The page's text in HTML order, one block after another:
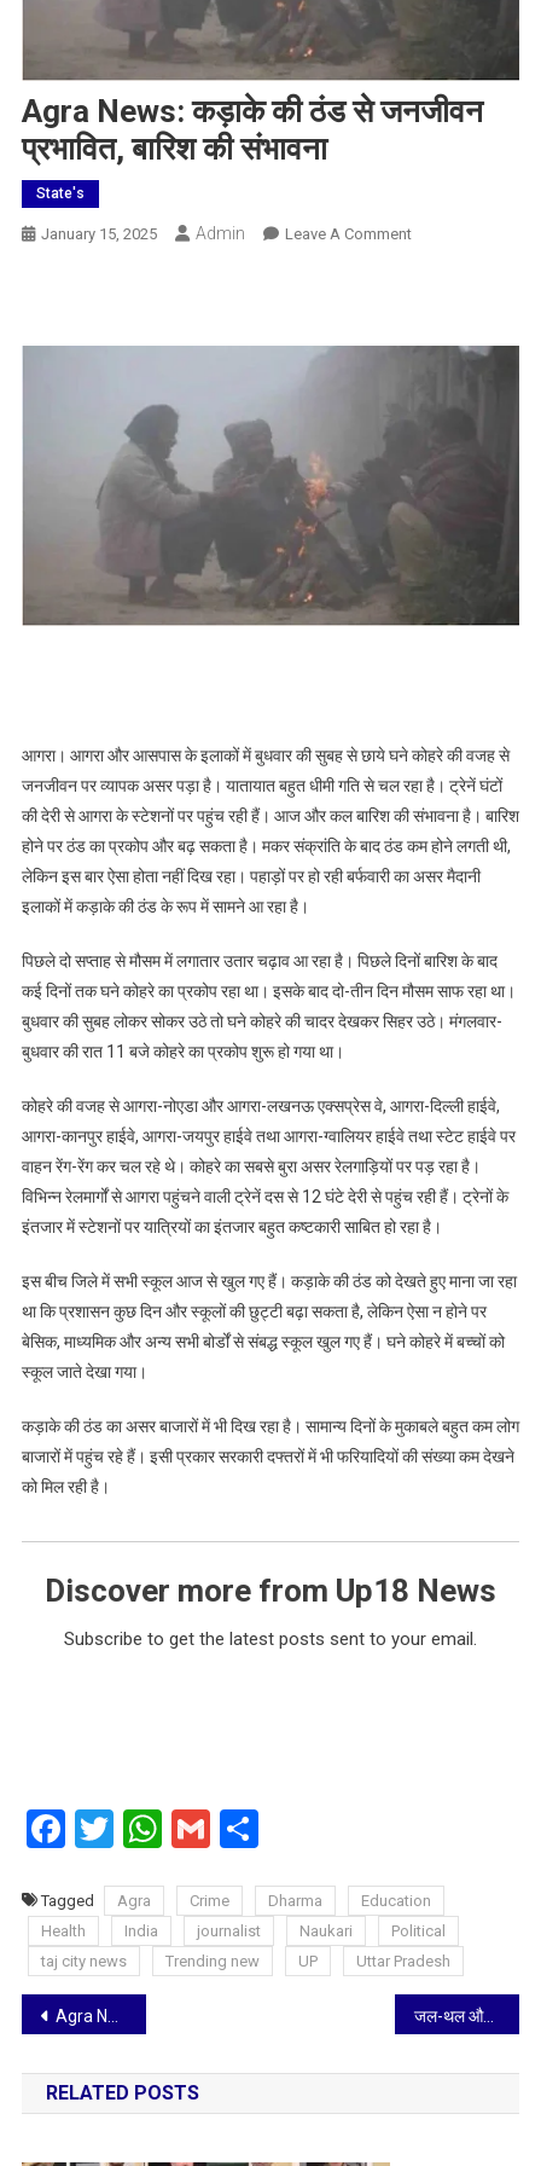
Agra News: कड़ाके की ठंड से जनजीवन
प्रभावित, बारिश की संभावना
State's
January 15, 2025 Admin Leave A CommentOn
की
बारिश
की
आगरा। आगरा और आसपास के इलाकों में बुधवार की सुबह से छाये घने कोहरे की वजह से
जनजीवन पर व्यापक असर पड़ा है। यातायात बहुत धीमी गति से चल रहा है। ट्रेनें घंटों
की देरी से आगरा के स्टेशनों पर पहुंच रही हैं। आज और कल बारिश की संभावना है। बारिश
होने पर ठंड का प्रकोप और बढ़ सकता है। मकर संक्रांति के बाद ठंड कम होने लगती थी,
लेकिन इस बार ऐसा होता नहीं दिख रहा। पहाड़ों पर हो रही बर्फवारी का असर मैदानी
इलाकों में कड़ाके की ठंड के रूप में सामने आ रहा है।
पिछले दो सप्ताह से मौसम में लगातार उतार चढ़ाव आ रहा है। पिछले दिनों बारिश के बाद
कई दिनों तक घने कोहरे का प्रकोप रहा था। इसके बाद दो-तीन दिन मौसम साफ रहा था।
बुधवार की सुबह लोकर सोकर उठे तो घने कोहरे की चादर देखकर सिहर उठे। मंगलवार-
बुधवार की रात 11 बजे कोहरे का प्रकोप शुरू हो गया था।
कोहरे की वजह से आगरा-नोएडा और आगरा-लखनऊ एक्सप्रेस वे, आगरा-दिल्ली हाईवे,
आगरा-कानपुर हाईवे, आगरा-जयपुर हाईवे तथा आगरा-ग्वालियर हाईवे तथा स्टेट हाईवे पर
वाहन रेंग-रेंग कर चल रहे थे। कोहरे का सबसे बुरा असर रेलगाड़ियों पर पड़ रहा है।
विभिन्न रेलमार्गों से आगरा पहुंचने वाली ट्रेनें दस से 12 घंटे देरी से पहुंच रही हैं। ट्रेनों के
इंतजार में स्टेशनों पर यात्रियों का इंतजार बहुत कष्टकारी साबित हो रहा है।
इस बीच जिले में सभी स्कूल आज से खुल गए हैं। कड़ाके की ठंड को देखते हुए माना जा रहा
था कि प्रशासन कुछ दिन और स्कूलों की छुट्टी बढ़ा सकता है, लेकिन ऐसा न होने पर
बेसिक, माध्यमिक और अन्य सभी बोर्डों से संबद्ध स्कूल खुल गए हैं। घने कोहरे में बच्चों को
स्कूल जाते देखा गया।
कड़ाके की ठंड का असर बाजारों में भी दिख रहा है। सामान्य दिनों के मुकाबले बहुत कम लोग
बाजारों में पहुंच रहे हैं। इसी प्रकार सरकारी दफ्तरों में भी फरियादियों की संख्या कम देखने
को मिल रही है।
Discover more from Up18 News
Subscribe to get the latest posts sent to your email.
Facebook
TwitterWhatsApp
Gmail
Tagged Agra Crime Dharma
Education
Health
India journalist Naukari
Political
taj city news
Trending new UP Uttar Pradesh
Post
navigation
Agra News: खनन परिवहन में पकड़े गए ट्रक के चौकी से चोरी वाले मामले में दो सिपाही हुए निलंबित जल-थल और नभ को सुरक्षित करने का मिशन: PM मोदी ने नौसेना को सौंपे 3 स्वदेशी युद्धपोत
RELATED POSTS